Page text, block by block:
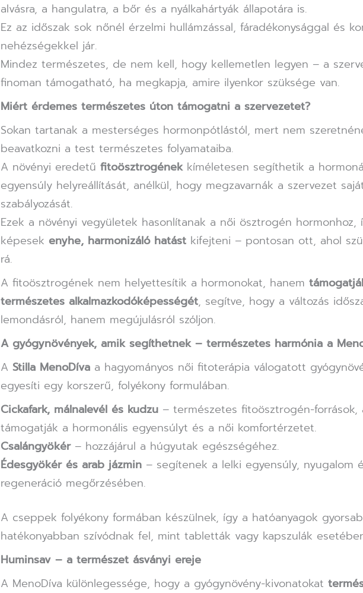
alvásra, a hangulatra, a bőr és a nyálkahártyák állapotára is.
Ez az időszak sok nőnél érzelmi hullámzással, fáradékonysággal és
nehézségekkel jár.
Mindez természetes, de nem kell, hogy kellemetlen legyen – a
finoman támogatható, ha megkapja, amire ilyenkor szüksége van.
Miért érdemes természetes úton támogatni a szervezetet?
Sokan tartanak a mesterséges hormonpótlástól, mert nem
beavatkozni a test természetes folyamataiba.
A növényi eredetű fitoösztrogénekkíméletesen segíthetik a
egyensúly helyreállítását, anélkül, hogy megzavarnák a szervezet
szabályozását.
Ezek a növényi vegyületek hasonlítanak a női ösztrogén hormonhoz,
képesek enyhe, harmonizáló hatást kifejteni – pontosan ott, ahol
rá.
A fitoösztrogének nem helyettesítik a hormonokat, hanem
természetes alkalmazkodóképességét, segítve, hogy a változás
lemondásról, hanem megújulásról szóljon.
A gyógynövények, amik segíthetnek – természetes harmónia a
A Stilla MenoDíva a hagyományos női fitoterápia válogatott
egyesíti egy korszerű, folyékony formulában.
Cickafark, málnalevél és kudzu – természetes fitoösztrogén-források,
támogatják a hormonális egyensúlyt és a női komfortérzetet.
Csalángyökér– hozzájárul a húgyutak egészségéhez.
Édesgyökér és arab jázmin – segítenek a lelki egyensúly, nyugalom
regeneráció megőrzésében.
A cseppek folyékony formában készülnek, így a hatóanyagok
hatékonyabban szívódnak fel, mint tabletták vagy kapszulák
Huminsav – a természet ásványi ereje
A MenoDíva különlegessége, hogy a gyógynövény-kivonatokat